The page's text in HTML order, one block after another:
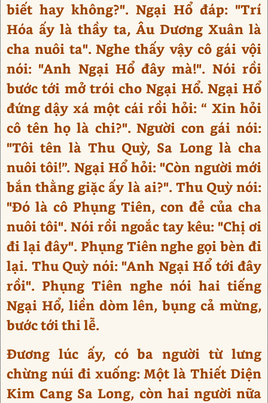
biết hay không?". Ngại Hổ đáp: "Trí
Hóa ấy là thầy ta, Âu Dương Xuân là
cha nuôi ta". Nghe thấy vậy cô gái vội
nói: "Anh Ngại Hổ đây mà!". Nói rồi
bước tới mở trói cho Ngại Hổ. Ngại Hổ
đứng dậy xá một cái rồi hỏi: “ Xin hỏi
cô tên họ là chi?". Người con gái nói:
"Tôi tên là Thu Quỳ, Sa Long là cha
nuôi tôi!”. Ngại Hổ hỏi: "Còn người mới
bắn thằng giặc ấy là ai?". Thu Quỳ nói:
"Đó là cô Phụng Tiên, con đẻ của cha
nuôi tôi". Nói rồi ngoắc tay kêu: "Chị ơi
đi lại đây". Phụng Tiên nghe gọi bèn đi
lại. Thu Quỳ nói: "Anh Ngại Hổ tới đây
rồi". Phụng Tiên nghe nói hai tiếng
Ngại Hổ, liền dòm lên, bụng cả mừng,
bước tới thi lễ.
Đương lúc ấy, có ba người từ lưng
chừng núi đi xuống: Một là Thiết Diện
Kim Cang Sa Long, còn hai người nữa